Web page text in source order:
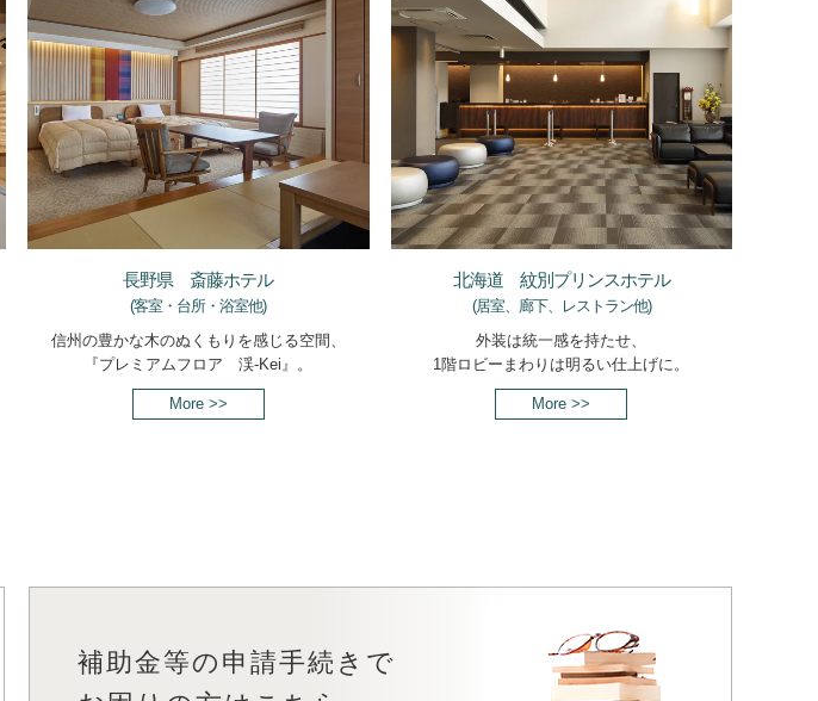
長野県 斎藤ホテル
(客室・台所・浴室他)
信州の豊かな木のぬくもりを感じる空間、
『プレミアムフロア 渓-Kei』。
More >>
北海道 紋別プリンスホテル
(居室、廊下、レストラン他)
外装は統一感を持たせ、
1階ロビーまわりは明るい仕上げに。
More >>
補助金等の申請手続きで